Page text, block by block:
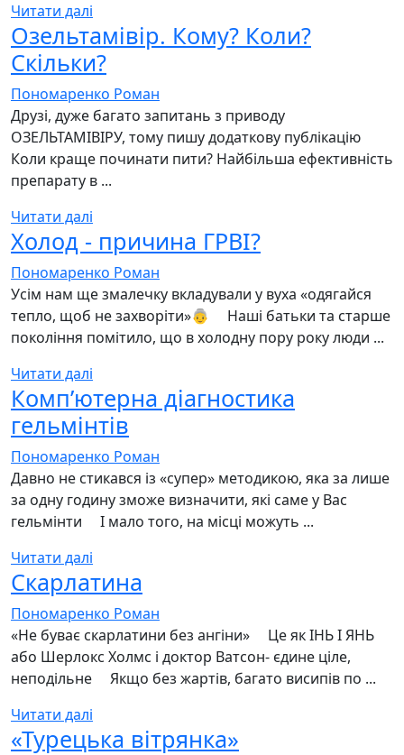
Читати далі
Озельтамівір. Кому? Коли?
Скільки?
Пономаренко Роман
Друзі, дуже багато запитань з приводу
ОЗЕЛЬТАМІВІРУ, тому пишу додаткову публікацію ⠀
Коли краще починати пити? Найбільша ефективність
препарату в ...
Читати далі
Холод - причина ГРВІ?
Пономаренко Роман
Усім нам ще змалечку вкладували у вуха «одягайся
тепло, щоб не захворіти»👵 ⠀ Наші батьки та старше
покоління помітило, що в холодну пору року люди ...
Читати далі
Компʼютерна діагностика
гельмінтів
Пономаренко Роман
Давно не стикався із «супер» методикою, яка за лише
за одну годину зможе визначити, які саме у Вас
гельмінти ⠀ І мало того, на місці можуть ...
Читати далі
Скарлатина
Пономаренко Роман
«Не буває скарлатини без ангіни» ⠀ Це як ІНЬ І ЯНЬ
або Шерлокс Холмс і доктор Ватсон- єдине ціле,
неподільне ⠀ Якщо без жартів, багато висипів по ...
Читати далі
«Турецька вітрянка»